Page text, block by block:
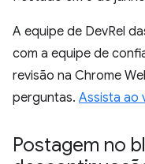
A equipe de DevRel
com a equipe de
revisão na Chrome
perguntas. Assista ao
Postagem no